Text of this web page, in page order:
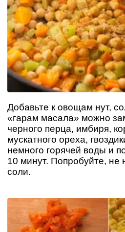
Добавьте к овощам нут,
«гарам масала» можно
черного перца, имбиря,
мускатного ореха,
немного горячей воды и
10 минут. Попробуйте, не
соли.